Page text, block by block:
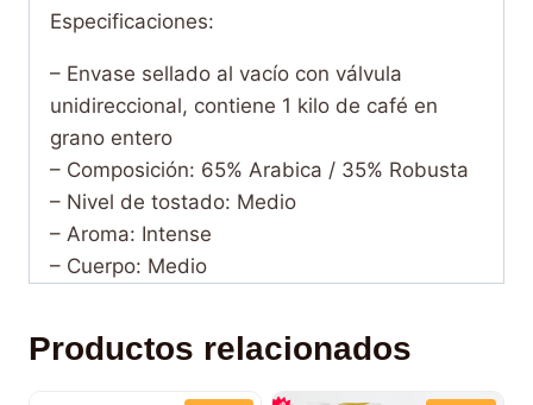
Especificaciones:
– Envase sellado al vacío con válvula
unidireccional, contiene 1 kilo de café en
grano entero
– Composición: 65% Arabica / 35% Robusta
– Nivel de tostado: Medio
– Aroma: Intense
– Cuerpo: Medio
Productos relacionados